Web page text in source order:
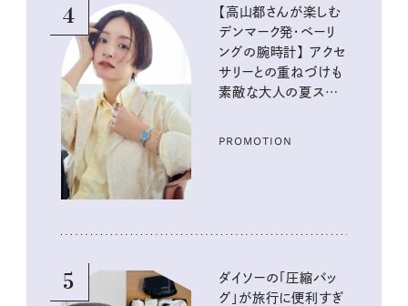
4
【高山都さんが楽しむ
デンマーク発・ベーリ
ングの腕時計】 アクセ
サリーとの重ねづけも
素敵な大人の夏スタイ
PROMOTION
5
ダイソーの「圧縮バッ
グ」が旅行に便利すぎ